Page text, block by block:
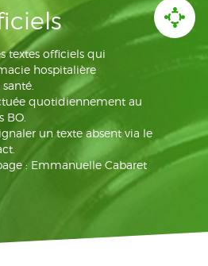
textes officiels qui
hospitalière
quotidiennement au
BO.
un texte absent via le
: Emmanuelle Cabaret